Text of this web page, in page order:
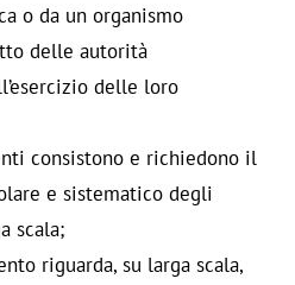
o da un organismo
delle autorità
delle loro
consistono e richiedono il
e sistematico degli
scala;
riguarda, su larga scala,